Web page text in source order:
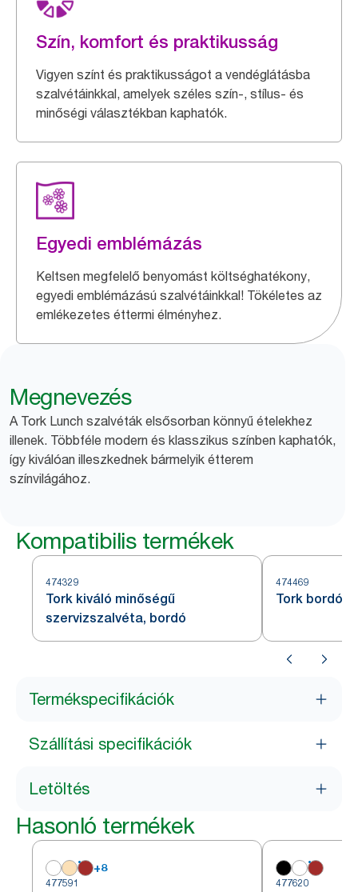
Szín, komfort és praktikusság
Vigyen színt és praktikusságot a vendéglátásba
szalvétáinkkal, amelyek széles szín-, stílus- és
minőségi választékban kaphatók.
Egyedi emblémázás
Keltsen megfelelő benyomást költséghatékony,
egyedi emblémázású szalvétáinkkal! Tökéletes az
emlékezetes éttermi élményhez.
Megnevezés
A Tork Lunch szalvéták elsősorban könnyű ételekhez
illenek. Többféle modern és klasszikus színben kaphatók,
így kiválóan illeszkednek bármelyik étterem
színvilágához.
Kompatibilis termékek
474329
Tork kiváló minőségű
szervizszalvéta, bordó
474469
Tork bordó
Termékspecifikációk
Szállítási specifikációk
Letöltés
Hasonló termékek
+8
477591 477620